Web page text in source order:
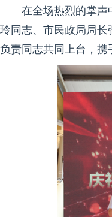
在全场热烈的掌声
玲同志、市民政局局
负责同志共同上台，